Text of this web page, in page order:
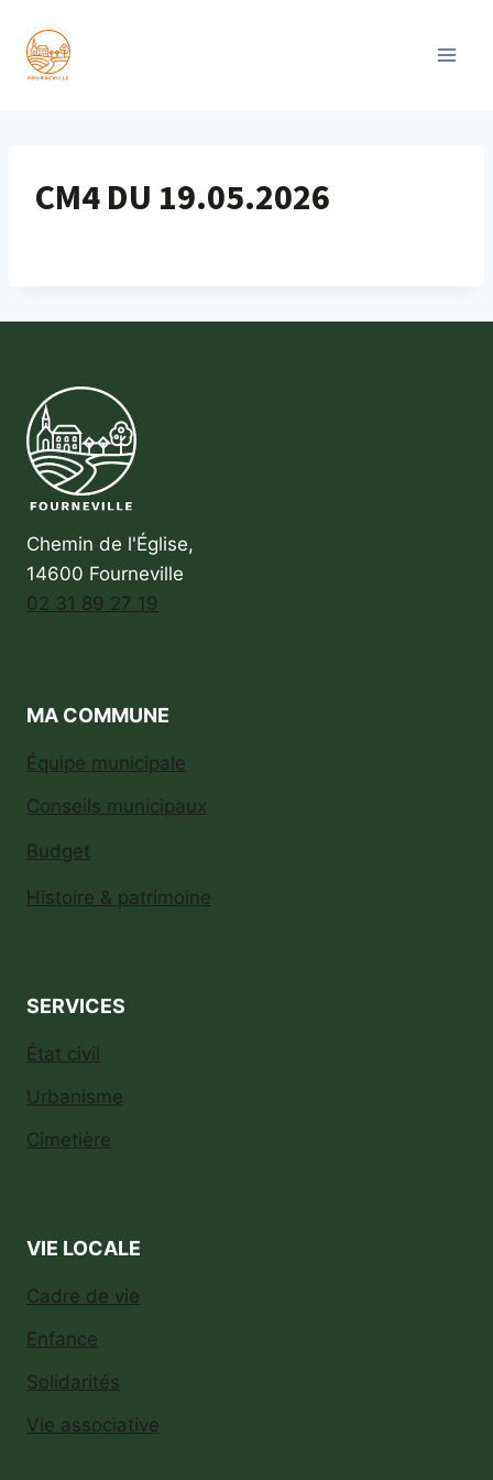
contenu
CM4 DU 19.05.2026
Chemin de l'Église,
14600 Fourneville
02 31 89 27 19
MA COMMUNE
Équipe municipale
Conseils municipaux
Budget
Histoire & patrimoine
SERVICES
État civil
Urbanisme
Cimetière
VIE LOCALE
Cadre de vie
Enfance
Solidarités
Vie associative